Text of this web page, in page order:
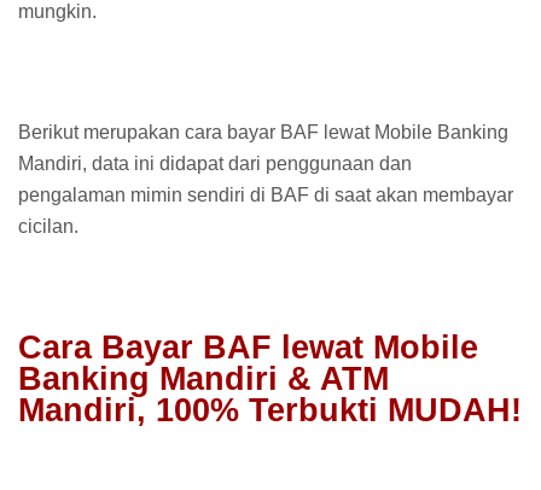
mungkin.
Berikut merupakan cara bayar BAF lewat Mobile Banking
Mandiri, data ini didapat dari penggunaan dan
pengalaman mimin sendiri di BAF di saat akan membayar
cicilan.
Cara Bayar BAF lewat Mobile
Banking Mandiri & ATM
Mandiri, 100% Terbukti MUDAH!